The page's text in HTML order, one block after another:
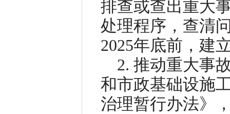
排查或查出重大
处理程序，查清
2025年底前，建
2. 推动重大事
和市政基础设施
治理暂行办法》